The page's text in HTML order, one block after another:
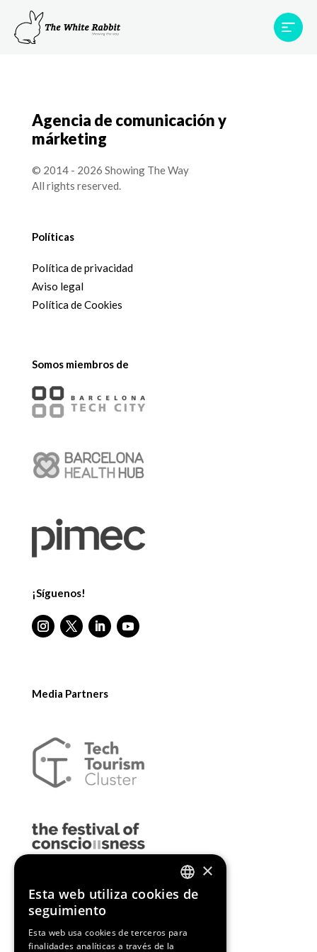
Proyectos
Testimonios
Agencia de comunicación y
márketing
© 2014 - 2026 Showing The Way
All rights reserved.
Políticas
Política de privacidad
Aviso legal
Política de Cookies
Somos miembros de
¡Síguenos!
Media Partners
ENGLISH
×
Esta web utiliza cookies de
seguimiento
Esta web usa cookies de terceros para
finalidades analíticas a través de la